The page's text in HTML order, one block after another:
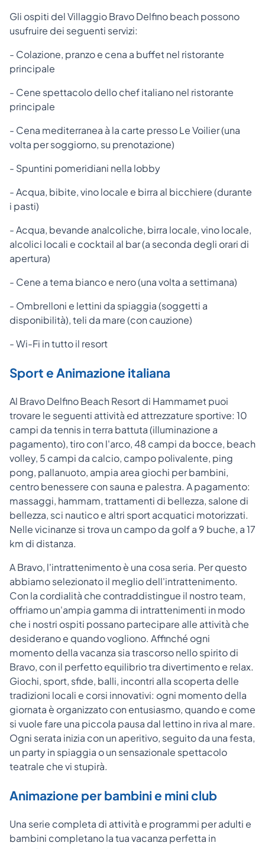
Gli ospiti del Villaggio Bravo Delfino beach possono
usufruire dei seguenti servizi:
- Colazione, pranzo e cena a buffet nel ristorante
principale
- Cene spettacolo dello chef italiano nel ristorante
principale
- Cena mediterranea à la carte presso Le Voilier (una
volta per soggiorno, su prenotazione)
- Spuntini pomeridiani nella lobby
- Acqua, bibite, vino locale e birra al bicchiere (durante
i pasti)
- Acqua, bevande analcoliche, birra locale, vino locale,
alcolici locali e cocktail al bar (a seconda degli orari di
apertura)
- Cene a tema bianco e nero (una volta a settimana)
- Ombrelloni e lettini da spiaggia (soggetti a
disponibilità), teli da mare (con cauzione)
- Wi-Fi in tutto il resort
Sport e Animazione italiana
Al Bravo Delfino Beach Resort di Hammamet puoi
trovare le seguenti attività ed attrezzature sportive: 10
campi da tennis in terra battuta (illuminazione a
pagamento), tiro con l'arco, 48 campi da bocce, beach
volley, 5 campi da calcio, campo polivalente, ping
pong, pallanuoto, ampia area giochi per bambini,
centro benessere con sauna e palestra. A pagamento:
massaggi, hammam, trattamenti di bellezza, salone di
bellezza, sci nautico e altri sport acquatici motorizzati.
Nelle vicinanze si trova un campo da golf a 9 buche, a 17
km di distanza.
A Bravo, l'intrattenimento è una cosa seria. Per questo
abbiamo selezionato il meglio dell'intrattenimento.
Con la cordialità che contraddistingue il nostro team,
offriamo un'ampia gamma di intrattenimenti in modo
che i nostri ospiti possano partecipare alle attività che
desiderano e quando vogliono. Affinché ogni
momento della vacanza sia trascorso nello spirito di
Bravo, con il perfetto equilibrio tra divertimento e relax.
Giochi, sport, sfide, balli, incontri alla scoperta delle
tradizioni locali e corsi innovativi: ogni momento della
giornata è organizzato con entusiasmo, quando e come
si vuole fare una piccola pausa dal lettino in riva al mare.
Ogni serata inizia con un aperitivo, seguito da una festa,
un party in spiaggia o un sensazionale spettacolo
teatrale che vi stupirà.
Animazione per bambini e mini club
Una serie completa di attività e programmi per adulti e
bambini completano la tua vacanza perfetta in